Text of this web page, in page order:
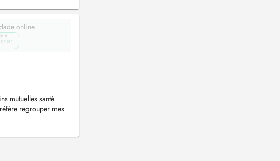
online
mutuelles santé
regrouper mes